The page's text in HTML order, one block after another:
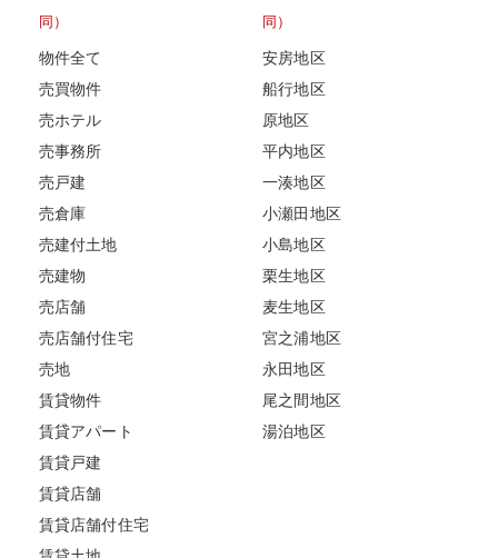
同）
物件全て
売買物件
売ホテル
売事務所
売戸建
売倉庫
売建付土地
売建物
売店舗
売店舗付住宅
売地
賃貸物件
賃貸アパート
賃貸戸建
賃貸店舗
賃貸店舗付住宅
同）
安房地区
船行地区
原地区
平内地区
一湊地区
小瀬田地区
小島地区
栗生地区
麦生地区
宮之浦地区
永田地区
尾之間地区
湯泊地区